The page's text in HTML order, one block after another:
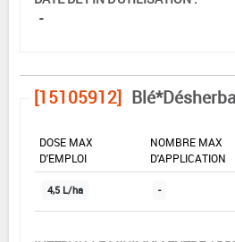
-
[15105912]
DOSE MAX
D'EMPLOI
NOMBRE MAX
D'APPLICATION
4,5 L/ha -